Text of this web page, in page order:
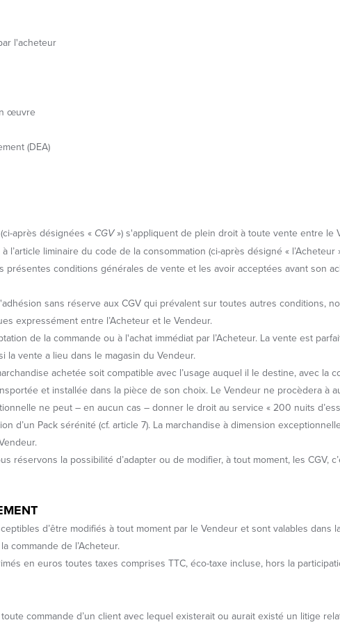
l'acheteur
œuvre
(DEA)
après désignées « CGV») s'appliquent de plein droit à toute vente entre le
liminaire du code de la consommation (ci-après désigné « l’Acheteur
présentes conditions générales de vente et les avoir acceptées avant son
sans réserve aux CGV qui prévalent sur toutes autres conditions,
expressément entre l’Acheteur et le Vendeur.
de la commande ou à l'achat immédiat par l’Acheteur. La vente est
la vente a lieu dans le magasin du Vendeur.
achetée soit compatible avec l’usage auquel il le destine, avec la
et installée dans la pièce de son choix. Le Vendeur ne procèdera à
ne peut – en aucun cas – donner le droit au service « 200 nuits
d’un Pack sérénité (cf. article 7). La marchandise à dimension
réservons la possibilité d’adapter ou de modifier, à tout moment, les
d’être modifiés à tout moment par le Vendeur et sont valables
commande de l’Acheteur.
en euros toutes taxes comprises TTC, éco-taxe incluse, hors la
commande d’un client avec lequel existerait ou aurait existé un litige